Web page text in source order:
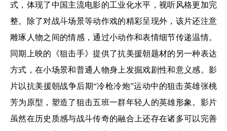
式，体现了中国主流电影的工业化水平，视听风格更加完
整。除了对战斗场景等动作戏的精彩呈现外，该片还注意
雕琢人物之间的情感，通过小动作和表情细节传递温情。
同期上映的《狙击手》提供了抗美援朝题材的另一种表达
方式，在小场景和普通人物身上发掘戏剧性和意义感。影
片以抗美援朝战争后期“冷枪冷炮”运动中的狙击英雄张桃
芳为原型，塑造了狙击五班一群年轻人的英雄形象。影片
虽然在历史质感与战斗传奇的融合上还存在诸多可以完善